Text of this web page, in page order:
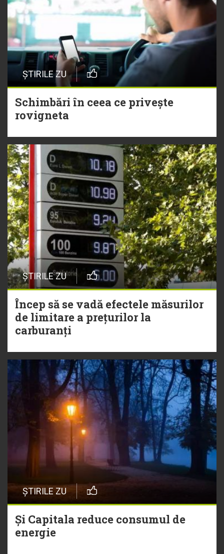
ȘTIRILE ZU
Schimbări în ceea ce privește
rovigneta
ȘTIRILE ZU
Încep să se vadă efectele măsurilor
de limitare a prețurilor la
carburanți
ȘTIRILE ZU
Și Capitala reduce consumul de
energie